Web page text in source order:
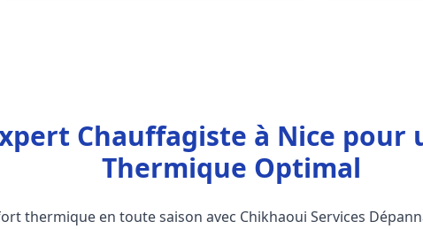
Chauffagiste à Nice pour
Thermique Optimal
thermique en toute saison avec Chikhaoui Services